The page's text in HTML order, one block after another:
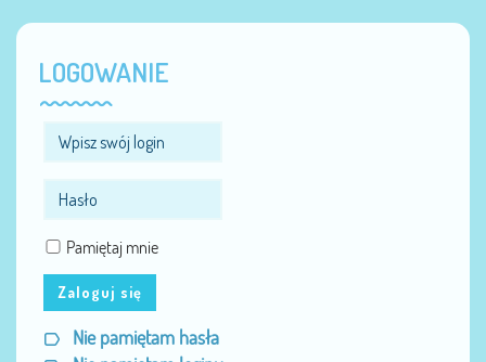
LOGOWANIE
Pamiętaj mnie
Zaloguj się
Nie pamiętam hasła